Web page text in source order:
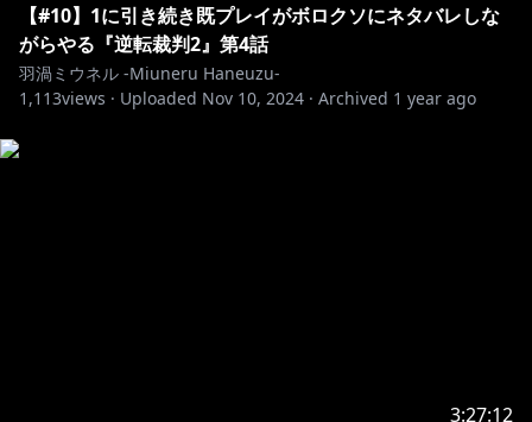
Twitter✿https://twitter.com/Miuneru_
（配信やコラボなどの告知はこちら）
Bluesky✿https://bsky.app/profile/miuneru.voms.net
【#10】1に引き続き既プレイがボロクソにネタバレしな
がらやる『逆転裁判2』第4話
羽渦ミウネル -Miuneru Haneuzu-
1,113views · Uploaded Nov 10, 2024 · Archived 1 year ago
3:27:12